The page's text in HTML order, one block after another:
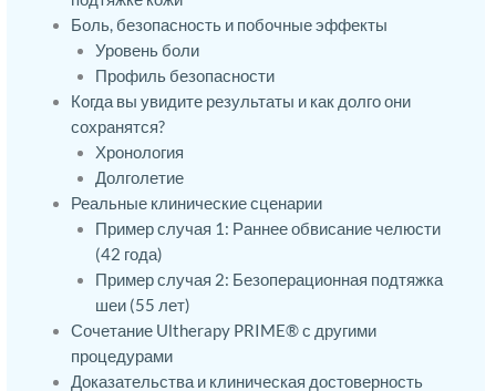
Боль, безопасность и побочные эффекты
Уровень боли
Профиль безопасности
Когда вы увидите результаты и как долго они
сохранятся?
Хронология
Долголетие
Реальные клинические сценарии
Пример случая 1: Раннее обвисание челюсти
(42 года)
Пример случая 2: Безоперационная подтяжка
шеи (55 лет)
Сочетание Ultherapy PRIME® с другими
процедурами
Доказательства и клиническая достоверность